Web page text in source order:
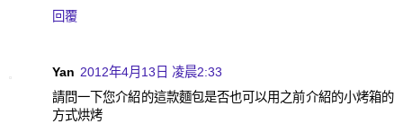
回覆
Yan 2012年4月13日 凌晨2:33
請問一下您介紹的這款麵包是否也可以用之前介紹的小烤箱的
方式烘烤